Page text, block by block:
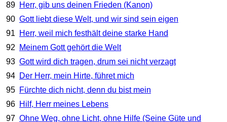
89 Herr, gib uns deinen Frieden (Kanon)
90 Gott liebt diese Welt, und wir sind sein eigen
91
Herr, weil mich festhält deine starke Hand
92
Meinem Gott gehört die Welt
93 Gott wird dich tragen, drum sei nicht verzagt
94 Der Herr, mein Hirte, führet mich
95 Fürchte dich nicht, denn du bist mein
96 Hilf, Herr meines Lebens
97 Ohne Weg, ohne Licht, ohne Hilfe (Seine Güte und